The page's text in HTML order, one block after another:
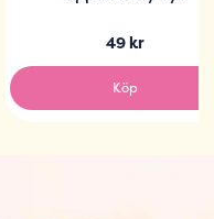
49 kr
Köp